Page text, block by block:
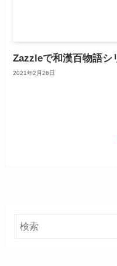
Zazzleで和漢百物語シ
2021年2月26日